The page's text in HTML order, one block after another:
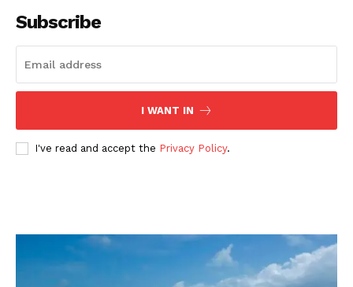
Subscribe
I WANT IN
I've read and accept the Privacy Policy.